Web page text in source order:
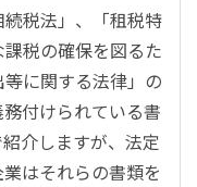
ピューティング
税法」、「租税特
税の確保を図るた
に関する法律」の
付けられている書
介しますが、法定
はそれらの書類を